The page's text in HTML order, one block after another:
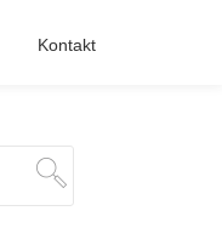
Kontakt